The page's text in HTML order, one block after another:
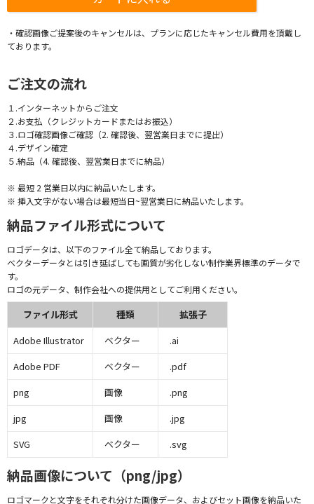
・確認画像ご提案後のキャンセルは、プランに応じたキャンセル費用を頂戴し
ております。
ご注文の流れ
１.インターネットからご注文
２.お支払（クレジットカードまたはお振込）
３.ロゴ確認画像ご確認（2. 確認後、翌営業日までに提出）
４.デザイン確定
５.納品（4. 確認後、翌営業日までに納品）
※ 最短 2 営業日以内に納品いたします。
※ 挿入文字がない場合は最短当日~翌営業日に納品いたします。
納品ファイル形式について
ロゴデータは、以下のファイル全て納品しております。
ベクターデータとは引き延ばしても画質が劣化しない制作業界標準のデータで
す。
ロゴの元データ、制作会社への提供用としてご利用ください。
ファイル形式 種類
拡張子
Adobe Illustrator
ベクター
.ai
Adobe PDF
ベクター
.pdf
png
画像
.png
jpg
画像
.jpg
SVG
ベクター .svg
納品画像について（png/jpg）
ロゴマークと文字をそれぞれ分けた画像データ、およびセット画像を納品いた